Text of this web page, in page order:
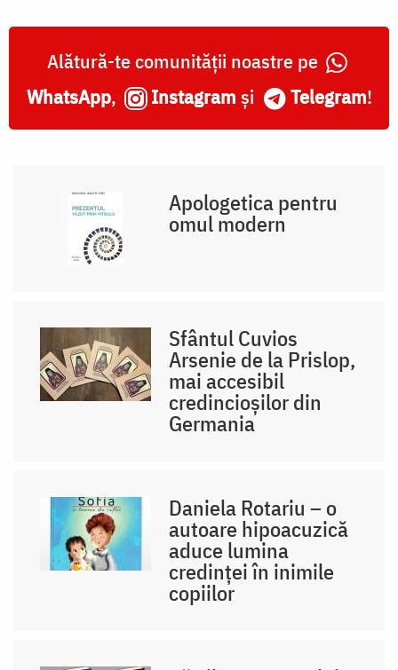
Alătură-te comunității noastre pe
WhatsApp, Instagram și Telegram!
Apologetica pentru
omul modern
Sfântul Cuvios
Arsenie de la Prislop,
mai accesibil
credincioșilor din
Germania
Daniela Rotariu – o
autoare hipoacuzică
aduce lumina
credinței în inimile
copiilor